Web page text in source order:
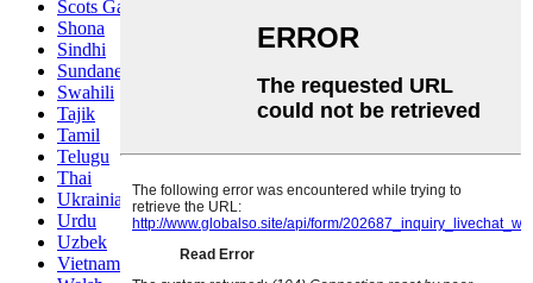
Scots Gaelic
Shona
Sindhi
Sundanese
Swahili
Tajik
Tamil
Telugu
Thai
Ukrainian
Urdu
Uzbek
Vietnamese